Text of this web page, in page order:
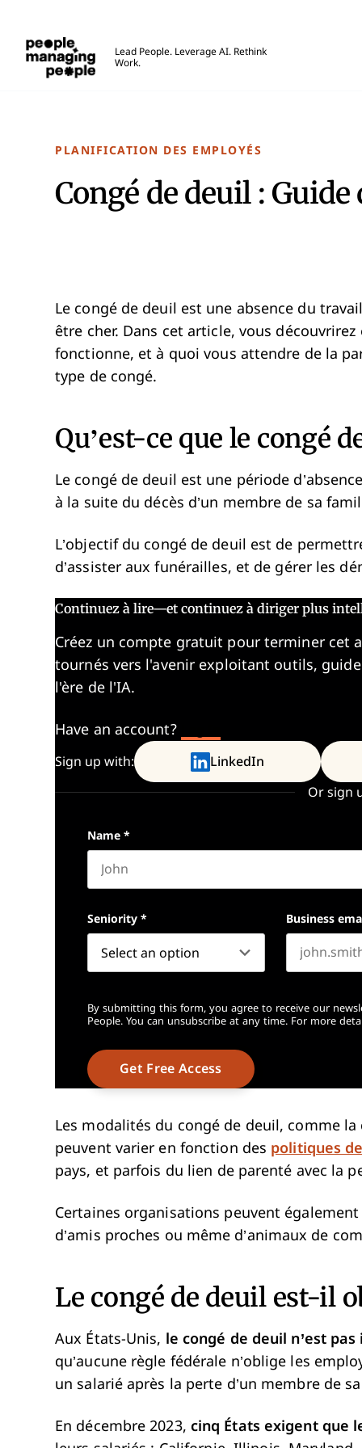
Lead People. Leverage AI. Rethink
Work.
PLANIFICATION DES EMPLOYÉS
Congé de deuil :
Le congé de deuil est une absence du
être cher. Dans cet article, vous
fonctionne, et à quoi vous attendre de la
type de congé.
Qu’est-ce que le congé
Le congé de deuil est une période
à la suite du décès d’un membre de sa
L’objectif du congé de deuil est de
d’assister aux funérailles, et de gérer les
Continuez à lire—et continuez à diriger plus
Créez un compte gratuit pour terminer cet
tournés vers l'avenir exploitant outils,
l'ère de l'IA.
Have an account?
Sign up with: LinkedIn
Or sign
Name *
Seniority * Business
By submitting this form, you agree to receive our
People. You can unsubscribe at any time. For more
Les modalités du congé de deuil, comme
peuvent varier en fonction des politiques
pays, et parfois du lien de parenté avec la
Certaines organisations peuvent
d’amis proches ou même d’animaux de
Le congé de deuil est-il
Aux États-Unis, le congé de deuil n’est
qu’aucune règle fédérale n’oblige les
un salarié après la perte d’un membre de
En décembre 2023, cinq États exigent que